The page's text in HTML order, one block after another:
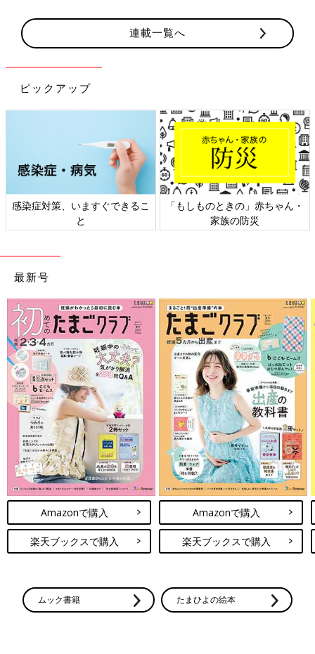
目安などもわかりやすく紹介しています。
切り取って使える、「赤ちゃんの月齢別 発育・発達見通し表」
Amazonで購入
楽天ブックスで購入
連載一覧へ
ピックアップ
感染症対策、いますぐできるこ
と
「もしものときの」赤ちゃん・
家族の防災
最新号
Amazonで購入
楽天ブックスで購入
Amazonで購入
楽天ブックスで購入
ムック書籍 たまひよの絵本